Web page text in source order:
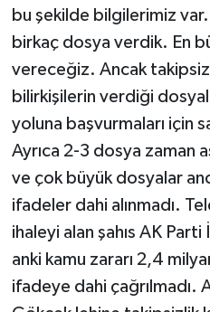
bu şekilde bilgilerimiz
birkaç dosya verdik. En
vereceğiz. Ancak
bilirkişilerin verdiği
yoluna başvurmaları için
Ayrıca 2-3 dosya zaman
ve çok büyük dosyalar
ifadeler dahi alınmadı.
ihaleyi alan şahıs AK Parti
anki kamu zararı 2,4
ifadeye dahi çağrılmadı.